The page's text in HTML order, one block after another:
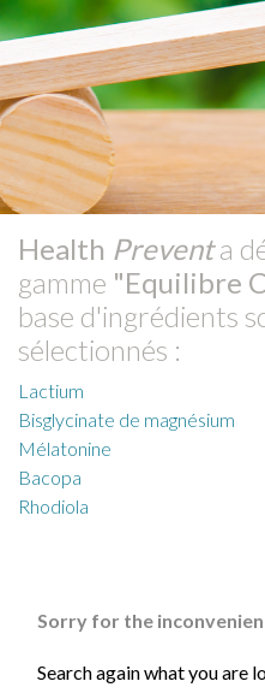
Health Preventa
gamme "Equilibre
base d'ingrédients
sélectionnés :
Lactium
Bisglycinate de magnésium
Mélatonine
Bacopa
Rhodiola
Sorry for the
Search again what you are